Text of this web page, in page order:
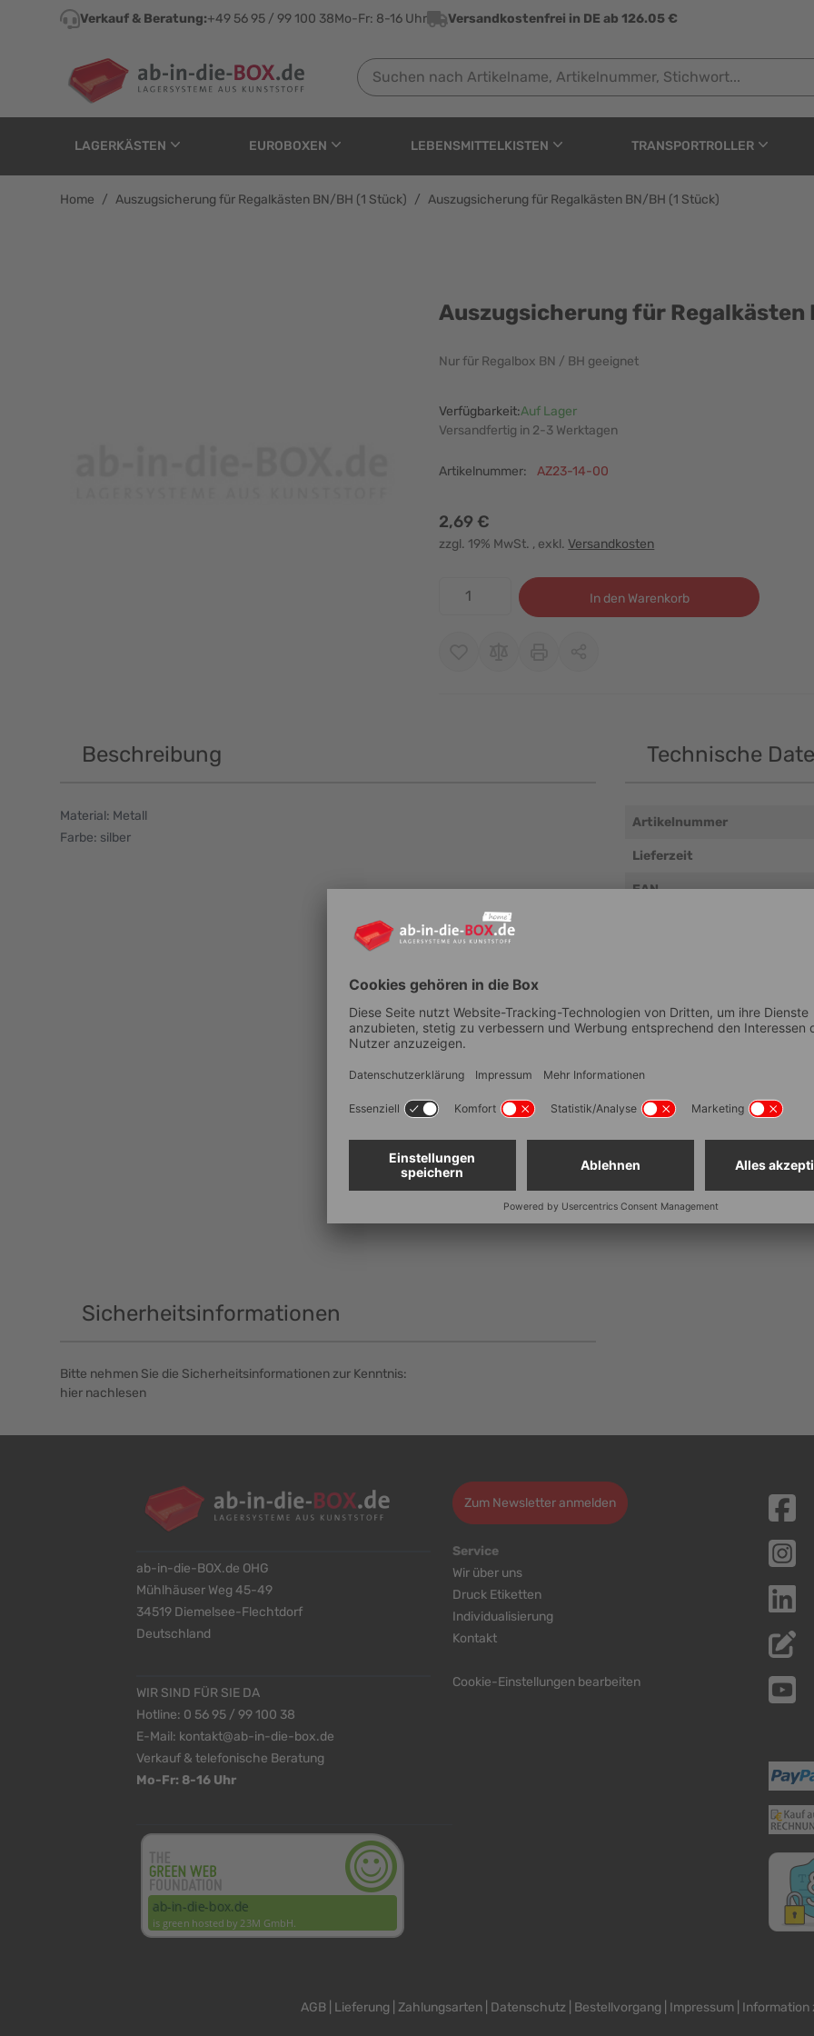
Direkt zum Inhalt
Verkauf & Beratung:+49 56 95 / 99 100 38Mo-Fr: 8-16 Uhr Versandkostenfrei in DE ab 126.05 €
Suchen nach Artikelname, Artikelnummer, Stichwort...
LAGERKÄSTEN EUROBOXEN LEBENSMITTELKISTEN TRANSPORTROLLER
Home / Auszugsicherung für Regalkästen BN/BH (1 Stück) / Auszugsicherung für Regalkästen BN/BH (1 Stück)
Auszugsicherung für Regalkästen BN/BH (1
Auszugsicherung für Regalkästen
Nur für Regalbox BN / BH geeignet
Verfügbarkeit:Auf Lager
Versandfertig in 2-3 Werktagen
Artikelnummer: AZ23-14-00
2,69 €
zzgl. 19% MwSt. , exkl. Versandkosten
In den Warenkorb
Beschreibung
Material: Metall
Farbe: silber
Technische
Artikelnummer
Lieferzeit
EAN
Verwendung mit unseren
Elektrische Leitfähigkeit
Platzsparend aufbewahrbar
Lebensmittelechtheit
Material
Sicherheitsinformationen
Bitte nehmen Sie die Sicherheitsinformationen zur Kenntnis:
hier nachlesen
ab-in-die-BOX.de OHG
Mühlhäuser Weg 45-49
34519 Diemelsee-Flechtdorf
Deutschland
WIR SIND FÜR SIE DA
Hotline: 0 56 95 / 99 100 38
E-Mail: kontakt@ab-in-die-box.de
Verkauf & telefonische Beratung
Mo-Fr: 8-16 Uhr
Zum Newsletter anmelden
Service
Wir über uns
Druck Etiketten
Individualisierung
Kontakt
Cookie-Einstellungen bearbeiten
AGB| Lieferung Zahlungsarten| Datenschutz| Bestellvorgang Impressum| Information